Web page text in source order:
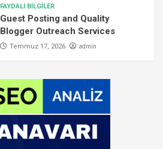
FAYDALI BİLGİLER
Guest Posting and Quality
Blogger Outreach Services
Temmuz 17, 2026 admin